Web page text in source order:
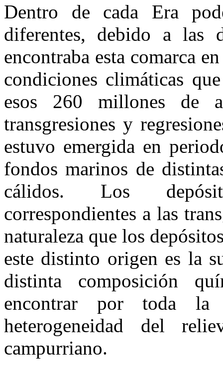
Dentro de cada Era
diferentes, debido a las
encontraba esta comarca
condiciones climáticas
esos 260 millo­nes de
transgresiones y
estuvo emergida en
fondos marinos de
cálidos. Los
correspondientes a las
naturaleza que los
este distinto ori­gen es la
dis­tinta composición
encontrar por toda
heterogeneidad del
campurriano.